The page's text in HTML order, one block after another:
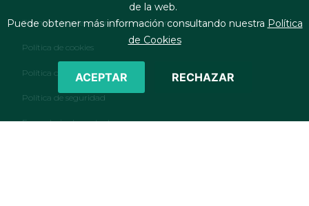
Footer menu
Términos legales y condiciones de contratación
Política de cookies
Política de privacidad
Política de seguridad
Formulario de contacto
de la web.
Puede obtener más información consultando nuestra Política
de Cookies
ACEPTAR RECHAZAR